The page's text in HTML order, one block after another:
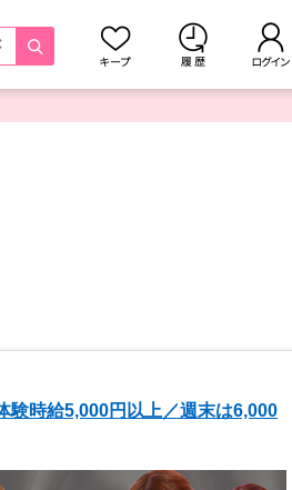
験時給5,000円以上／週末は6,000